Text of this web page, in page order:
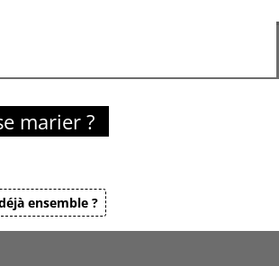
marier ?
ensemble ?